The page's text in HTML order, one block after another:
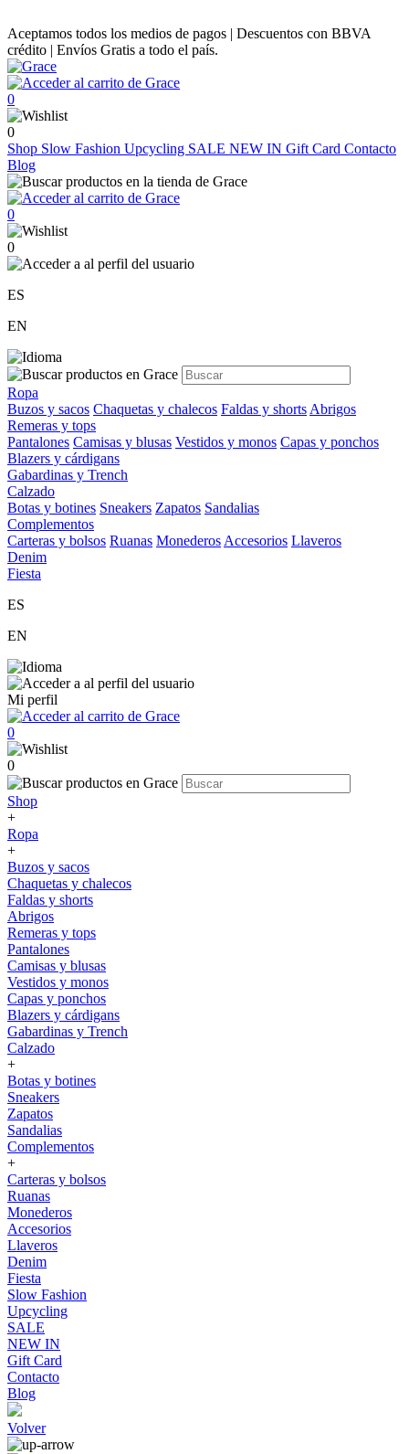
Aceptamos todos los medios de pagos | Descuentos con BBVA
crédito | Envíos Gratis a todo el país.
0
0
Shop Slow Fashion Upcycling SALE NEW IN Gift Card Contacto
Blog
0
0
ES
EN
Ropa
Buzos y sacos Chaquetas y chalecos Faldas y shorts Abrigos
Remeras y tops
Pantalones Camisas y blusas Vestidos y monos Capas y ponchos
Blazers y cárdigans
Gabardinas y Trench
Calzado
Botas y botines Sneakers Zapatos Sandalias
Complementos
Carteras y bolsos Ruanas Monederos Accesorios Llaveros
Denim
Fiesta
ES
EN
Mi perfil
0
0
Shop
+
Ropa
+
Buzos y sacos
Chaquetas y chalecos
Faldas y shorts
Abrigos
Remeras y tops
Pantalones
Camisas y blusas
Vestidos y monos
Capas y ponchos
Blazers y cárdigans
Gabardinas y Trench
Calzado
+
Botas y botines
Sneakers
Zapatos
Sandalias
Complementos
+
Carteras y bolsos
Ruanas
Monederos
Accesorios
Llaveros
Denim
Fiesta
Slow Fashion
Upcycling
SALE
NEW IN
Gift Card
Contacto
Blog
Volver